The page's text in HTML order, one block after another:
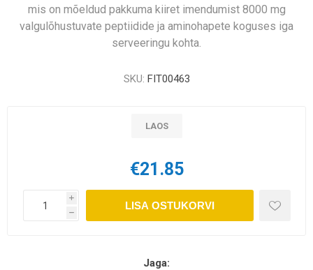
mis on mõeldud pakkuma kiiret imendumist 8000 mg
valgulõhustuvate peptiidide ja aminohapete koguses iga
serveeringu kohta.
SKU: FIT00463
LAOS
€21.85
i
h
LISA OSTUKORVI
Jaga: